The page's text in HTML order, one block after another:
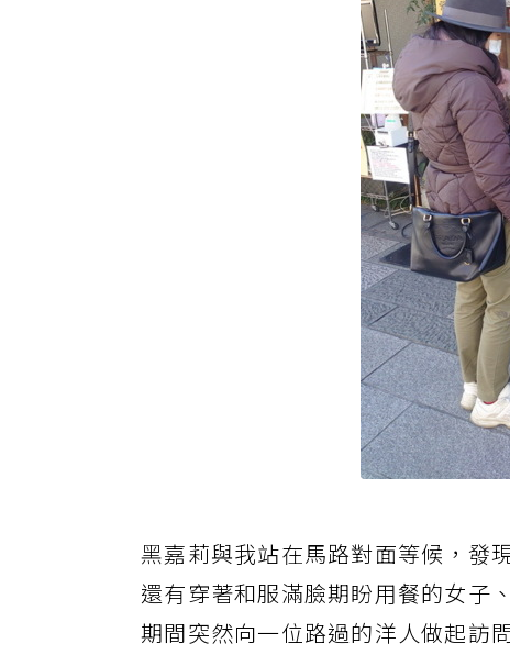
黑嘉莉與我站在馬路對面等候，發
還有穿著和服滿臉期盼用餐的女子
期間突然向一位路過的洋人做起訪